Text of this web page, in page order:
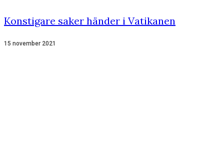
Konstigare saker händer i Vatikanen
15 november 2021